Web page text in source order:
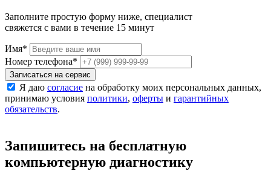
Заполните простую форму ниже, специалист
свяжется с вами в течение 15 минут
Имя*
Номер телефона*
Записаться на сервис
Я даю согласие на обработку моих персональных данных,
принимаю условия политики, оферты и гарантийных
обязательств.
Запишитесь на бесплатную
компьютерную диагностику